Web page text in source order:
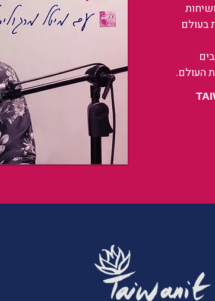
בעולם
העולם.